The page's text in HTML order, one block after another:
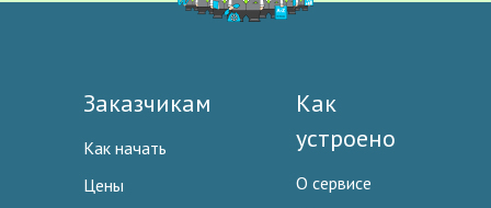
Заказчикам
Как начать
Цены
Как
устроено
О сервисе